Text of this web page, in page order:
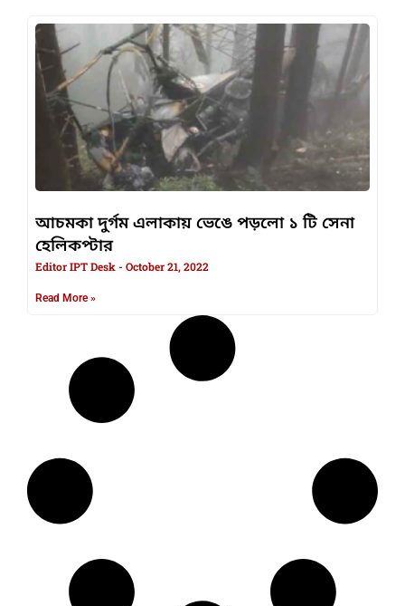
আচমকা দুর্গম এলাকায় ভেঙে পড়লো ১ টি সেনা
হেলিকপ্টার
Editor IPT Desk October 21, 2022
Read More »